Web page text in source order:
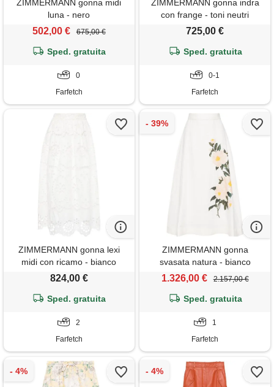
ZIMMERMANN gonna midi
luna - nero
502,00 € 675,00 €
Sped. gratuita
0
Farfetch
ZIMMERMANN gonna indra
con frange - toni neutri
725,00 €
Sped. gratuita
0-1
Farfetch
ZIMMERMANN gonna lexi
midi con ricamo - bianco
824,00 €
Sped. gratuita
2
Farfetch
ZIMMERMANN gonna
svasata natura - bianco
1.326,00 € 2.157,00 €
Sped. gratuita
1
Farfetch